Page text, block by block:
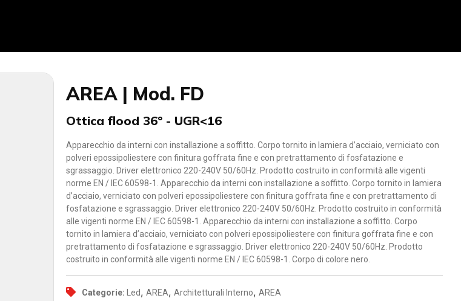
AREA | Mod. FD
Ottica flood 36° - UGR<16
Apparecchio da interni con installazione a soffitto. Corpo tornito in lamiera d’acciaio, verniciato con
polveri epossipoliestere con finitura goffrata fine e con pretrattamento di fosfatazione e
sgrassaggio. Driver elettronico 220-240V 50/60Hz. Prodotto costruito in conformità alle vigenti
norme EN / IEC 60598-1. Apparecchio da interni con installazione a soffitto. Corpo tornito in lamiera
d’acciaio, verniciato con polveri epossipoliestere con finitura goffrata fine e con pretrattamento di
fosfatazione e sgrassaggio. Driver elettronico 220-240V 50/60Hz. Prodotto costruito in conformità
alle vigenti norme EN / IEC 60598-1. Apparecchio da interni con installazione a soffitto. Corpo
tornito in lamiera d’acciaio, verniciato con polveri epossipoliestere con finitura goffrata fine e con
pretrattamento di fosfatazione e sgrassaggio. Driver elettronico 220-240V 50/60Hz. Prodotto
costruito in conformità alle vigenti norme EN / IEC 60598-1. Corpo di colore nero.
Categorie: Led, AREA, Architetturali Interno, AREA